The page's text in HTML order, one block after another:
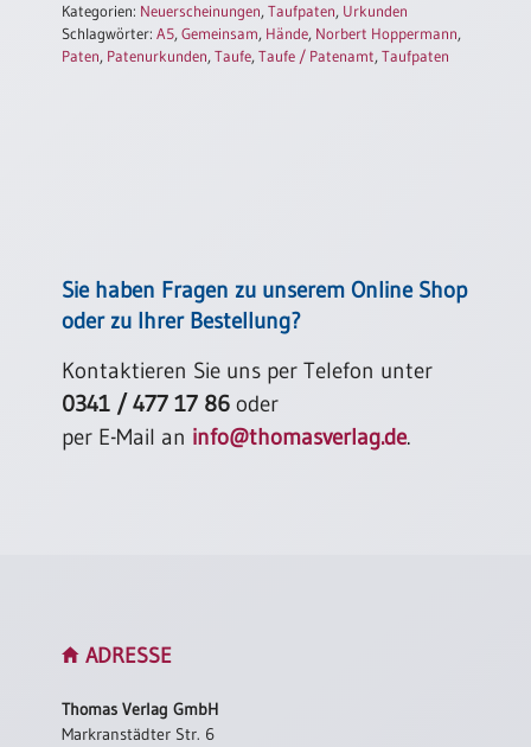
Kategorien: Neuerscheinungen,Taufpaten, Urkunden
Schlagwörter:A5,Gemeinsam, Hände, Norbert Hoppermann,
Paten, Patenurkunden,Taufe,Taufe / Patenamt,Taufpaten
Sie haben Fragen zu unserem Online Shop
oder zu Ihrer Bestellung?
Kontaktieren Sie uns per Telefon unter
0341 / 477 17 86 oder
per E-Mail an info@thomasverlag.de.
ADRESSE
Thomas Verlag GmbH
Markranstädter Str. 6